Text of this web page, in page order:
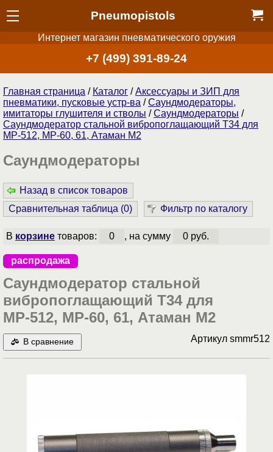
Pneumopistols
Интернет магазин пневматического оружия
+7 (499) 391-89-24
Главная страница / Каталог /Аксессуары и ЗИП для
пневматики, пусковые устр-ва /Саундмодераторы,
имитаторы глушителя и стволы /Саундмодераторы /
Саундмодератор стальной вибропоглащающий T34 для
МР-512, МР-60, 61, Атаман М2
Саундмодераторы
Назад в список товаров
Сравнительная таблица (0) Фильтр по каталогу
В корзинетоваров: 0 , на сумму 0 руб.
распродажа
Саундмодератор стальной
вибропоглащающий T34 для
МР-512, МР-60, 61, Атаман М2
В сравнение Артикул smmr512